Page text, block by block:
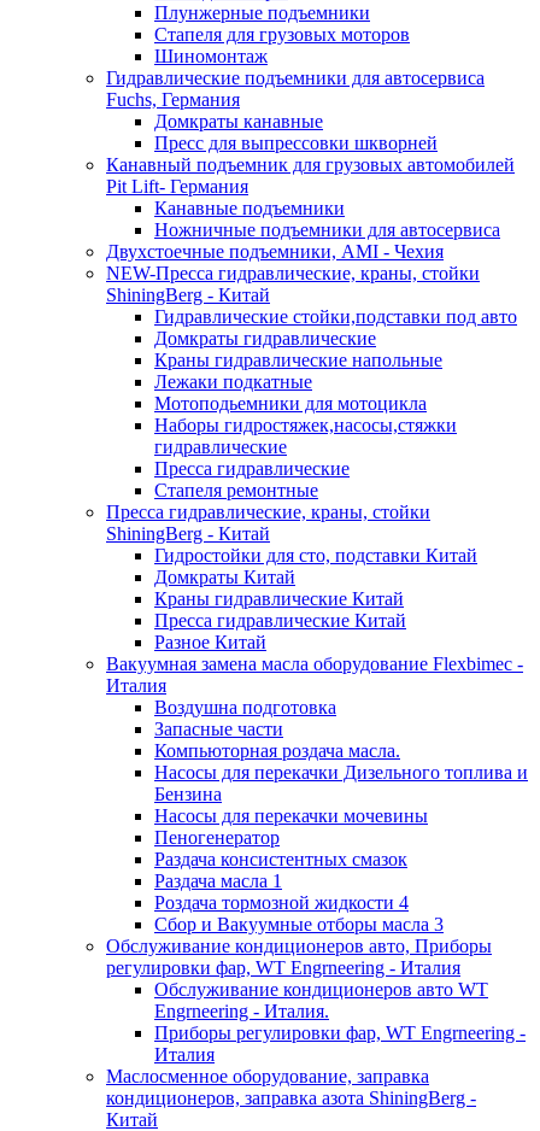
Плунжерные подъемники
Стапеля для грузовых моторов
Шиномонтаж
Гидравлические подъемники для автосервиса
Fuchs, Германия
Домкраты канавные
Пресс для выпрессовки шкворней
Канавный подъемник для грузовых автомобилей
Pit Lift- Германия
Канавные подъемники
Ножничные подъемники для автосервиса
Двухстоечные подъемники, АМІ - Чехия
NEW-Пресса гидравлические, краны, стойки
ShiningBerg - Китай
Гидравлические стойки,подставки под авто
Домкраты гидравлические
Краны гидравлические напольные
Лежаки подкатные
Мотоподьемники для мотоцикла
Наборы гидростяжек,насосы,стяжки
гидравлические
Пресса гидравлические
Стапеля ремонтные
Пресса гидравлические, краны, стойки
ShiningBerg - Китай
Гидростойки для сто, подставки Китай
Домкраты Китай
Краны гидравлические Китай
Пресса гидравлические Китай
Разное Китай
Вакуумная замена масла оборудование Flexbimeс -
Италия
Воздушна подготовка
Запасные части
Компьюторная роздача масла.
Насосы для перекачки Дизельного топлива и
Бензина
Насосы для перекачки мочевины
Пеногенератор
Раздача консистентных смазок
Раздача масла 1
Роздача тормозной жидкости 4
Сбор и Вакуумные отборы масла 3
Обслуживание кондиционеров авто, Приборы
регулировки фар, WT Engrneering - Италия
Обслуживание кондиционеров авто WT
Engrneering - Италия.
Приборы регулировки фар, WT Engrneering -
Италия
Маслосменное оборудование, заправка
кондиционеров, заправка азота ShiningBerg -
Китай